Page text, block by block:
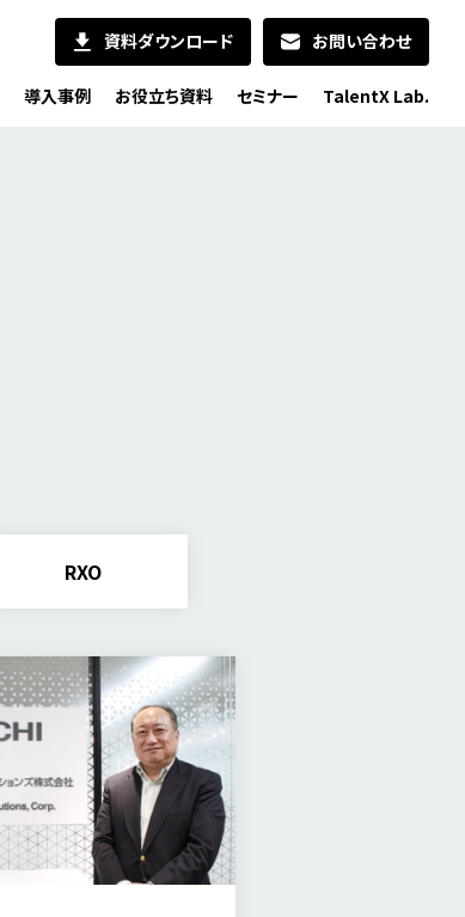
資料ダウンロード お問い合わせ
導入事例 お役立ち資料 セミナー TalentX Lab.
RXO